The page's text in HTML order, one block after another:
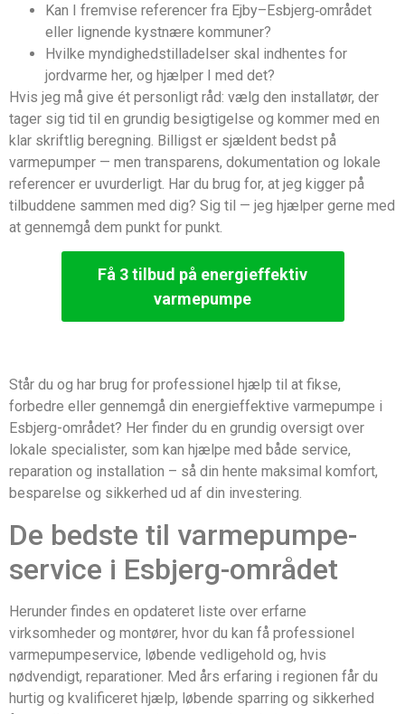
Kan I fremvise referencer fra Ejby–Esbjerg‑området
eller lignende kystnære kommuner?
Hvilke myndighedstilladelser skal indhentes for
jordvarme her, og hjælper I med det?
Hvis jeg må give ét personligt råd: vælg den installatør, der
tager sig tid til en grundig besigtigelse og kommer med en
klar skriftlig beregning. Billigst er sjældent bedst på
varmepumper — men transparens, dokumentation og lokale
referencer er uvurderligt. Har du brug for, at jeg kigger på
tilbuddene sammen med dig? Sig til — jeg hjælper gerne med
at gennemgå dem punkt for punkt.
Få 3 tilbud på energieffektiv
varmepumpe
Står du og har brug for professionel hjælp til at fikse,
forbedre eller gennemgå din energieffektive varmepumpe i
Esbjerg-området? Her finder du en grundig oversigt over
lokale specialister, som kan hjælpe med både service,
reparation og installation – så din hente maksimal komfort,
besparelse og sikkerhed ud af din investering.
De bedste til varmepumpe-
service i Esbjerg-området
Herunder findes en opdateret liste over erfarne
virksomheder og montører, hvor du kan få professionel
varmepumpeservice, løbende vedligehold og, hvis
nødvendigt, reparationer. Med års erfaring i regionen får du
hurtig og kvalificeret hjælp, løbende sparring og sikkerhed